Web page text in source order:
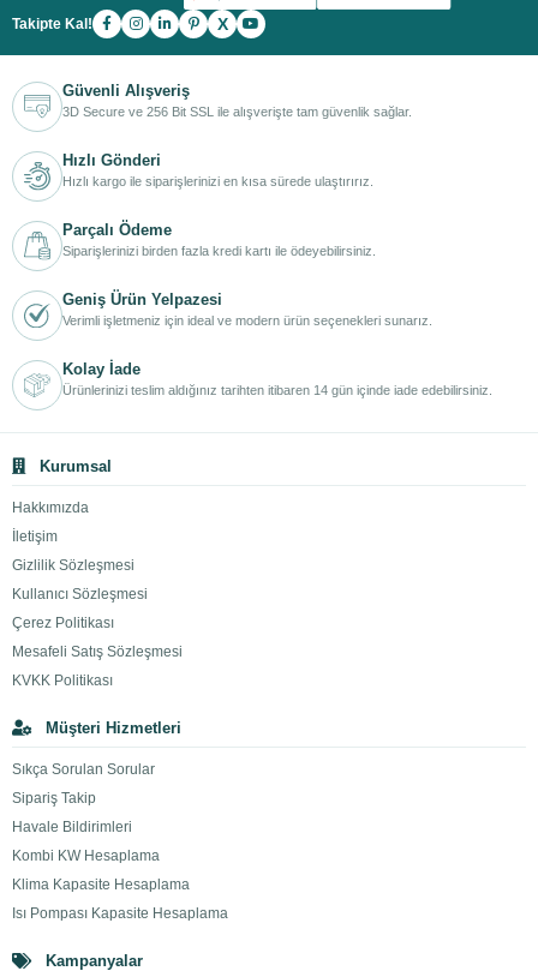
Takipte Kal! X
Güvenli Alışveriş
3D Secure ve 256 Bit SSL ile alışverişte tam güvenlik sağlar.
Hızlı Gönderi
Hızlı kargo ile siparişlerinizi en kısa sürede ulaştırırız.
Parçalı Ödeme
Siparişlerinizi birden fazla kredi kartı ile ödeyebilirsiniz.
Geniş Ürün Yelpazesi
Verimli işletmeniz için ideal ve modern ürün seçenekleri sunarız.
Kolay İade
Ürünlerinizi teslim aldığınız tarihten itibaren 14 gün içinde iade edebilirsiniz.
Kurumsal
Hakkımızda
İletişim
Gizlilik Sözleşmesi
Kullanıcı Sözleşmesi
Çerez Politikası
Mesafeli Satış Sözleşmesi
KVKK Politikası
Müşteri Hizmetleri
Sıkça Sorulan Sorular
Sipariş Takip
Havale Bildirimleri
Kombi KW Hesaplama
Klima Kapasite Hesaplama
Isı Pompası Kapasite Hesaplama
Kampanyalar